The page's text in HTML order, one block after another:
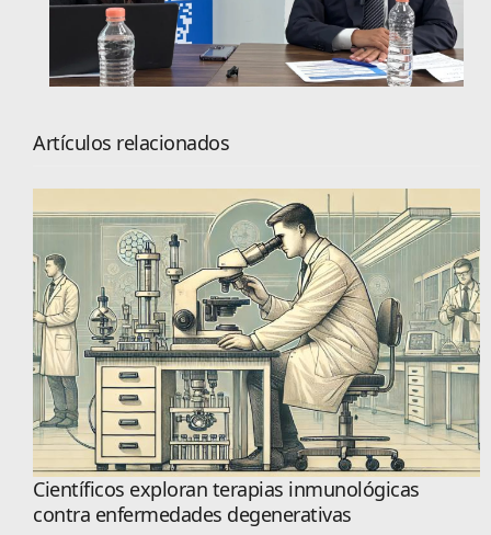
Artículos relacionados
Científicos exploran terapias inmunológicas
contra enfermedades degenerativas